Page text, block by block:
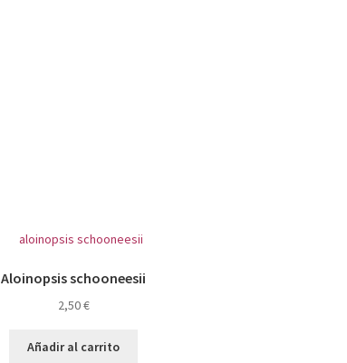
Aloinopsis schooneesii
2,50€
Añadir al carrito